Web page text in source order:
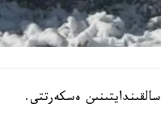
ەسكەرتتى.